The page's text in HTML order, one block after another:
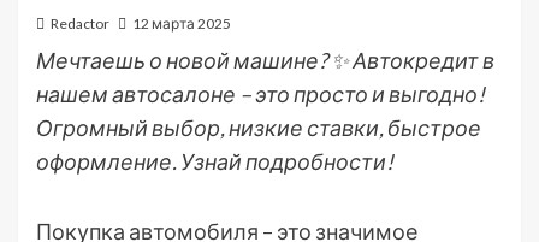
Redactor 12 марта 2025
Мечтаешь о новой машине? ✨ Автокредит в
нашем автосалоне – это просто и выгодно!
Огромный выбор, низкие ставки, быстрое
оформление. Узнай подробности!
Покупка автомобиля – это значимое